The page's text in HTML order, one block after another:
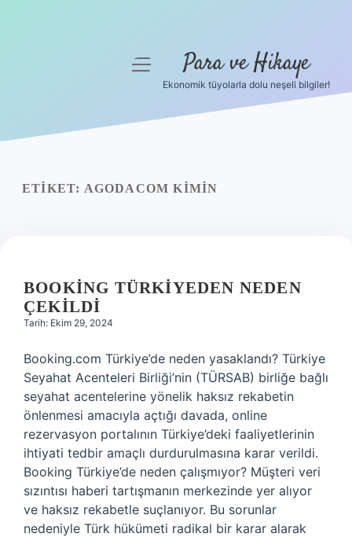
Yasal Uyarı
menüyü
Para ve Hikaye
Ekonomik tüyolarla dolu neşeli bilgiler!
ETIKET: AGODACOM KIMIN
BOOKING TÜRKIYEDEN NEDEN
ÇEKILDI
Tarih: Ekim 29, 2024
Booking.com Türkiye’de neden yasaklandı? Türkiye
Seyahat Acenteleri Birliği’nin (TÜRSAB) birliğe bağlı
seyahat acentelerine yönelik haksız rekabetin
önlenmesi amacıyla açtığı davada, online
rezervasyon portalının Türkiye’deki faaliyetlerinin
ihtiyati tedbir amaçlı durdurulmasına karar verildi.
Booking Türkiye’de neden çalışmıyor? Müşteri veri
sızıntısı haberi tartışmanın merkezinde yer alıyor
ve haksız rekabetle suçlanıyor. Bu sorunlar
nedeniyle Türk hükümeti radikal bir karar alarak